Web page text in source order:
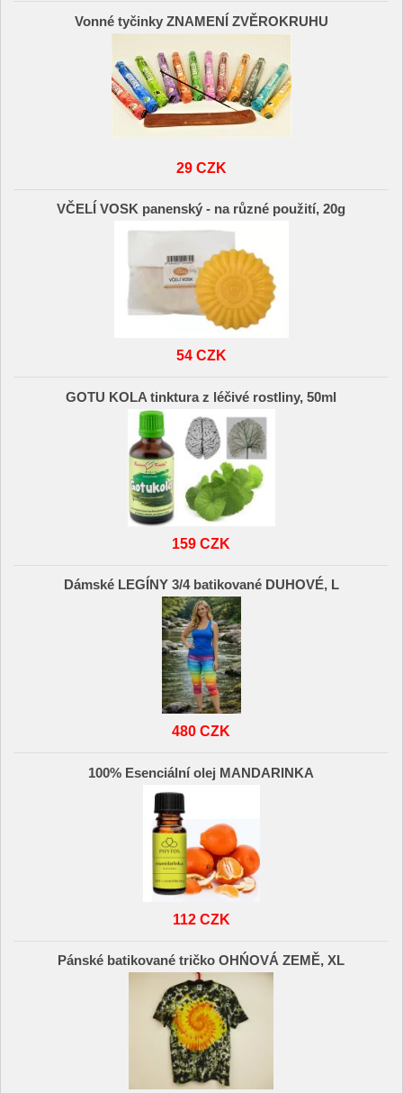
Vonné tyčinky ZNAMENÍ ZVĚROKRUHU
29 CZK
VČELÍ VOSK panenský - na různé použití, 20g
54 CZK
GOTU KOLA tinktura z léčivé rostliny, 50ml
159 CZK
Dámské LEGÍNY 3/4 batikované DUHOVÉ, L
480 CZK
100% Esenciální olej MANDARINKA
112 CZK
Pánské batikované tričko OHŃOVÁ ZEMĚ, XL